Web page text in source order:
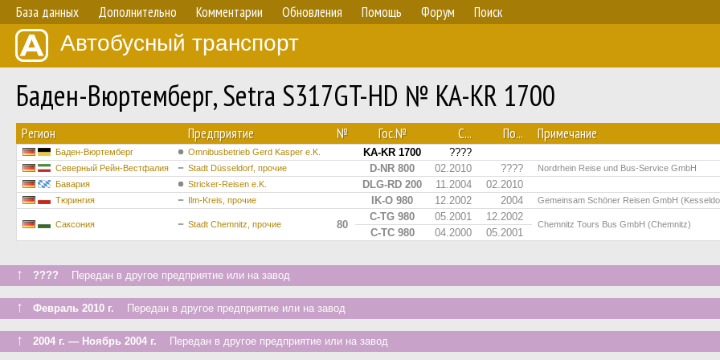
База данных Дополнительно Комментарии Обновления Помощь Форум Поиск
Автобусный транспорт
Баден-Вюртемберг, Setra S317GT-HD № KA-KR 1700
Регион Предприятие № Гос.№ С... По... Примечание
Баден-Вюртемберг Omnibusbetrieb Gerd Kasper e.K. KA-KR 1700 ????
Северный Рейн-Вестфалия Stadt Düsseldorf, прочие D-NR 800 02.2010 ????
Nordrhein Reise und Bus-Service GmbH
Бавария
Stricker-Reisen e.K. DLG-RD 200 11.2004 02.2010
Тюрингия Ilm-Kreis, прочие IK-O 980 12.2002 2004 Gemeinsam Schöner Reisen GmbH
Саксония Stadt Chemnitz, прочие 80
C-TG 980 05.2001 12.2002
Chemnitz Tours Bus GmbH (Chemnitz)
C-TC 980 04.2000 05.2001
↑ ???? Передан в другое предприятие или на завод
↑ Февраль 2010 г. Передан в другое предприятие или на завод
↑ 2004 г. — Ноябрь 2004 г. Передан в другое предприятие или на завод